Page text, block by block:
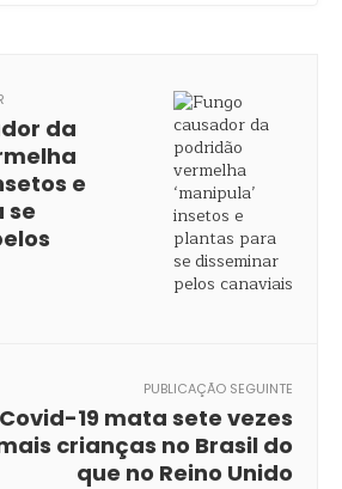
da
e
se
PUBLICAÇÃO SEGUINTE
Covid-19 mata sete vezes
crianças no Brasil do
que no Reino Unido